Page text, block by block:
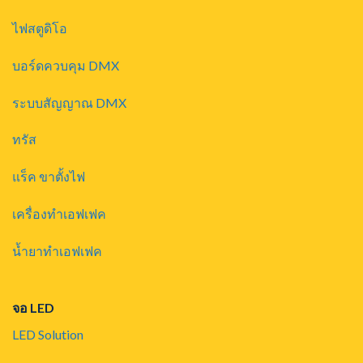
ไฟสตูดิโอ
บอร์ดควบคุม DMX
ระบบสัญญาณ DMX
ทรัส
แร็ค ขาตั้งไฟ
เครื่องทำเอฟเฟค
น้ำยาทำเอฟเฟค
จอ LED
LED Solution